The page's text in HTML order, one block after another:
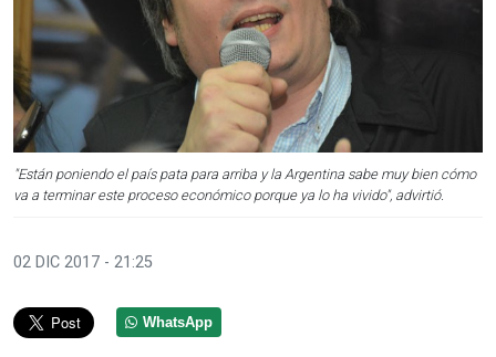
"Están poniendo el país pata para arriba y la Argentina sabe muy bien cómo
va a terminar este proceso económico porque ya lo ha vivido", advirtió.
02 DIC 2017 - 21:25
WhatsApp